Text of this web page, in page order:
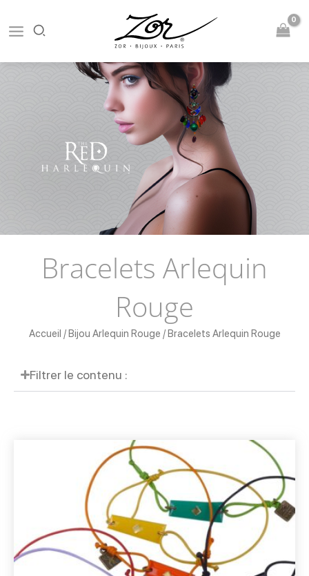
au
contenu
Bracelets Arlequin
Rouge
Accueil /Bijou Arlequin Rouge / Bracelets Arlequin Rouge
Filtrer le contenu :